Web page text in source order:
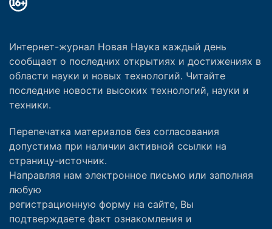
Интернет-журнал Новая Наука каждый день
сообщает о последних открытиях и достижениях в
области науки и новых технологий. Читайте
последние новости высоких технологий, науки и
техники.
Перепечатка материалов без согласования
допустима при наличии активной ссылки на
страницу-источник.
Направляя нам электронное письмо или заполняя
любую
регистрационную форму на сайте, Вы
подтверждаете факт ознакомления и